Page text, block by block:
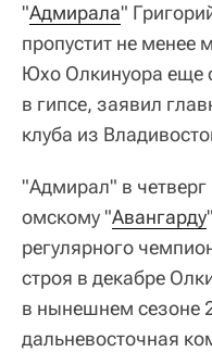
"Адмирала"
пропустит не менее
Юхо Олкинуора еще
в гипсе, заявил
клуба из
"Адмирал" в четверг
омскому "Авангарду
регулярного
строя в декабре
в нынешнем сезоне
дальневосточная